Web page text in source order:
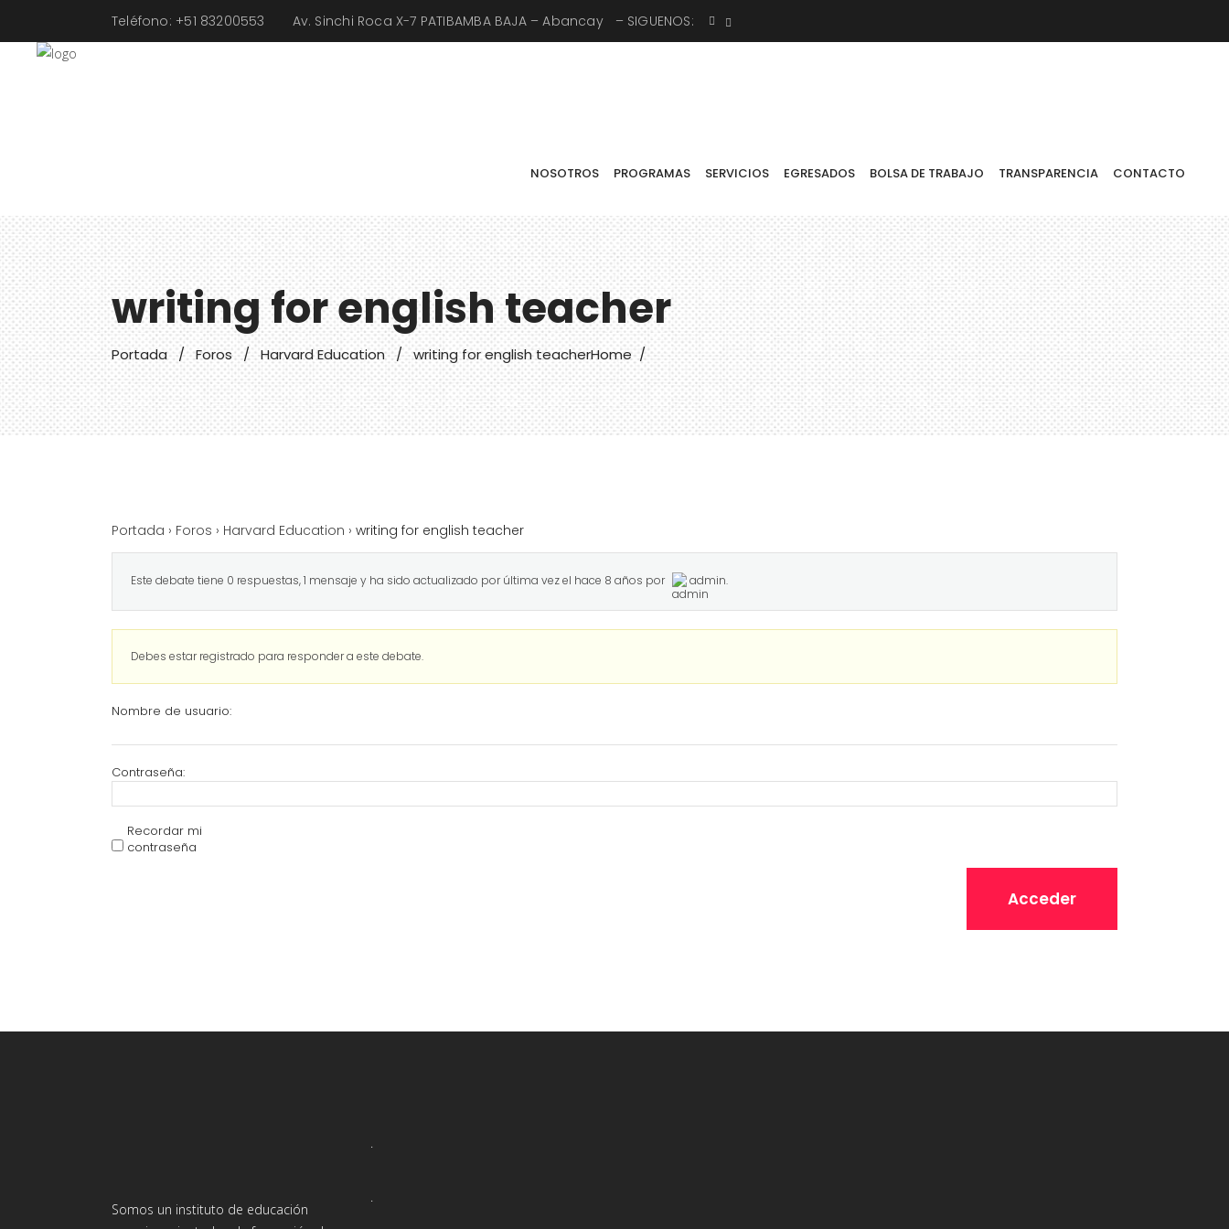
Teléfono: +51 83200553 Av. Sinchi Roca X-7 PATIBAMBA BAJA – Abancay – SIGUENOS:
NOSOTROS PROGRAMAS SERVICIOS EGRESADOS BOLSA DE TRABAJO TRANSPARENCIA CONTACTO
SERVICIOS
writing for english teacher
Home/
Portada / Foros / Harvard Education/writing for english teacher
Portada › Foros › Harvard Education › writing for english teacher
Este debate tiene 0 respuestas, 1 mensaje y ha sido actualizado por última vez el hace 8 años por admin.
Debes estar registrado para responder a este debate.
Nombre de usuario:
Contraseña:
Recordar mi
contraseña
Acceder
Somos un instituto de educación
.
.